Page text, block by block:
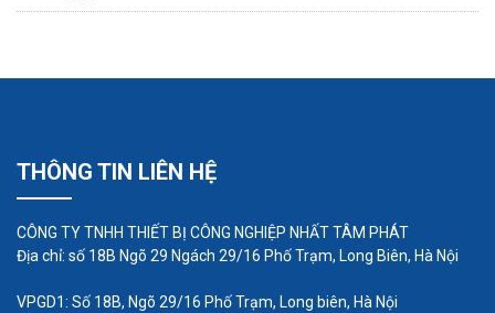
Thay thế linh kiện hỏng hóc: Khi phát hiện linh
ảnh hưởng đến hiệu suất hoạt động của máy.
THÔNG TIN LIÊN HỆ
CÔNG TY TNHH THIẾT BỊ CÔNG NGHIỆP NHẤT TÂM PHÁT
Địa chỉ: số 18B Ngõ 29 Ngách 29/16 Phố Trạm, Long Biên, Hà Nội
VPGD1: Số 18B, Ngõ 29/16 Phố Trạm, Long biên, Hà Nội